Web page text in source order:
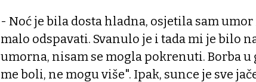
- Noć je bila dosta hladna, osjetila sam
malo odspavati. Svanulo je i tada mi je bilo
umorna, nisam se mogla pokrenuti. Borba u
me boli, ne mogu više". Ipak, sunce je sve